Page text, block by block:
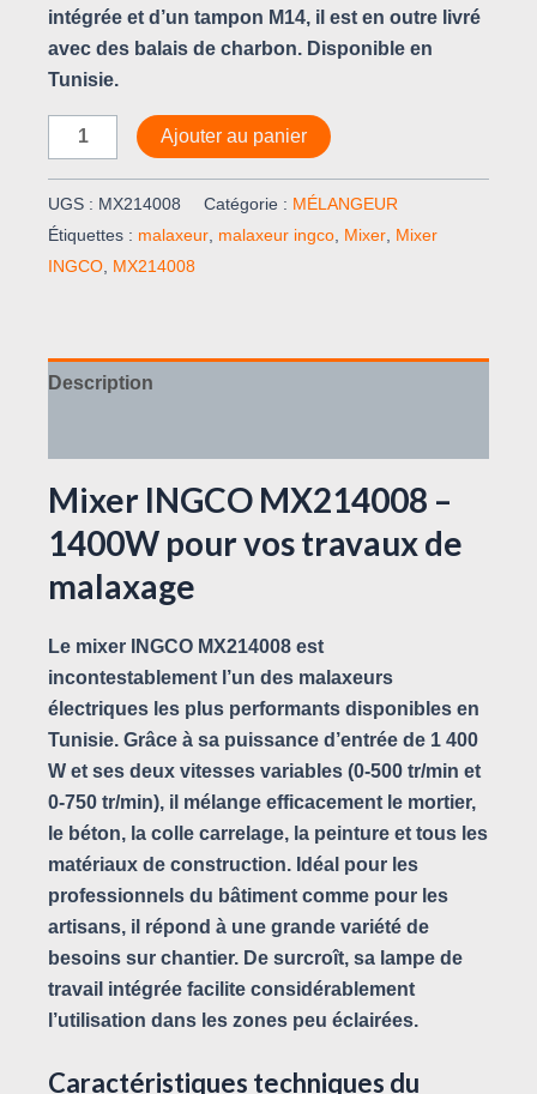
intégrée et d’un tampon M14, il est en outre livré
avec des balais de charbon. Disponible en
Tunisie.
Ajouter au panier
UGS : MX214008 Catégorie : MÉLANGEUR
Étiquettes : malaxeur, malaxeur ingco, Mixer, Mixer
INGCO, MX214008
Description
Mixer INGCO MX214008 –
1400W pour vos travaux de
malaxage
Le mixer INGCO MX214008 est
incontestablement l’un des malaxeurs
électriques les plus performants disponibles en
Tunisie. Grâce à sa puissance d’entrée de 1 400
W et ses deux vitesses variables (0-500 tr/min et
0-750 tr/min), il mélange efficacement le mortier,
le béton, la colle carrelage, la peinture et tous les
matériaux de construction. Idéal pour les
professionnels du bâtiment comme pour les
artisans, il répond à une grande variété de
besoins sur chantier. De surcroît, sa lampe de
travail intégrée facilite considérablement
l’utilisation dans les zones peu éclairées.
Caractéristiques techniques du